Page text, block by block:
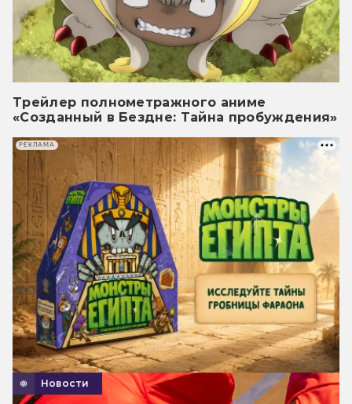
Трейлер полнометражного аниме
«Созданный в Бездне: Тайна пробуждения»
Новости
РЕКЛАМА